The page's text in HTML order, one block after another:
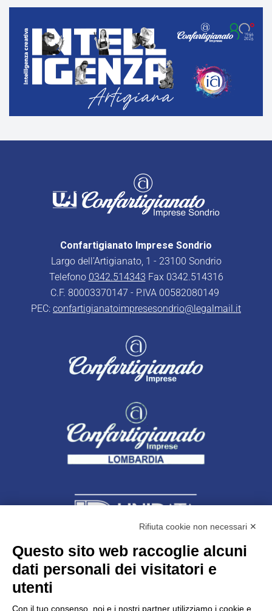
Confartigianato Imprese Sondrio
Largo dell’Artigianato, 1 - 23100 Sondrio
Telefono 0342.514343 Fax 0342.514316
C.F. 80003370147 - P.IVA 00582080149
PEC: confartigianatoimpresesondrio@legalmail.it
Unidata s.r.lcon unico socio
Largo dell’Artigianato, 1 - 23100 Sondrio
Rifiuta cookie non necessari ✕
Questo sito web raccoglie alcuni
dati personali dei visitatori e
utenti
Con il tuo consenso, noi e i nostri partner utilizziamo i cookie e